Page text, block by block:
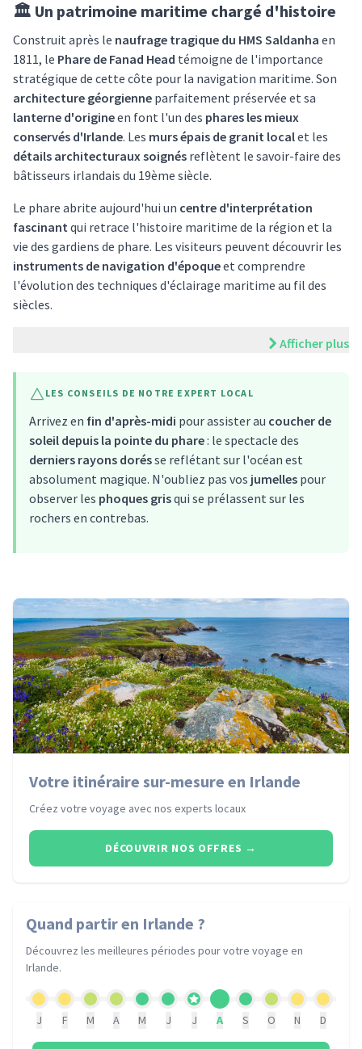
🏛️ Un patrimoine maritime chargé d'histoire
Construit après le naufrage tragique du HMS Saldanha en
1811, le Phare de Fanad Head témoigne de l'importance
stratégique de cette côte pour la navigation maritime. Son
architecture géorgienne parfaitement préservée et sa
lanterne d'origineen font l'un des phares les mieux
conservés d'Irlande. Les murs épais de granit localet les
détails architecturaux soignés reflètent le savoir-faire des
bâtisseurs irlandais du 19ème siècle.
Le phare abrite aujourd'hui un centre d'interprétation
fascinant qui retrace l'histoire maritime de la région et la
vie des gardiens de phare. Les visiteurs peuvent découvrir les
instruments de navigation d'époqueet comprendre
l'évolution des techniques d'éclairage maritime au fil des
siècles.
Afficher plus
LES CONSEILS DE NOTRE EXPERT LOCAL
Arrivez en fin d'après-midi pour assister au coucher de
soleil depuis la pointe du phare: le spectacle des
derniers rayons dorésse reflétant sur l'océan est
absolument magique. N'oubliez pas vos jumelles pour
observer les phoques grisqui se prélassent sur les
rochers en contrebas.
Votre itinéraire sur-mesure en Irlande
Créez votre voyage avec nos experts locaux
DÉCOUVRIR NOS OFFRES →
Quand partiren Irlande ?
Découvrez les meilleures périodes pour votre voyage en
Irlande.
J F M A M J J A S O N D